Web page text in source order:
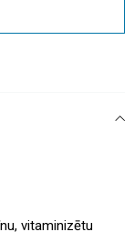
vitaminizētu